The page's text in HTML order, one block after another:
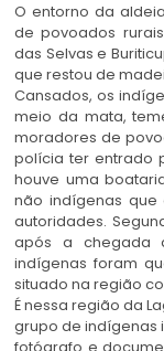
O entorno da
de povoados
das Selvas e
que restou de
Cansados, os
meio da mata,
moradores de
polícia ter entrado
houve uma
não indígenas
autoridades.
após a chegada
indígenas foram
situado na região
É nessa região da
grupo de indígenas